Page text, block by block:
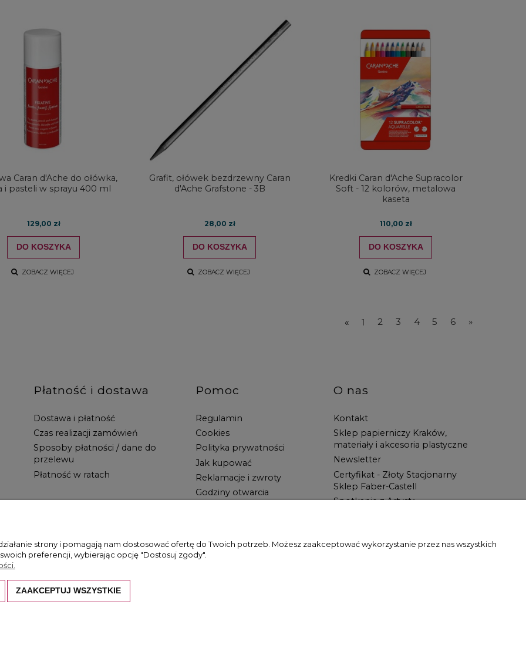
Caran d'Ache do ołówka,
i pasteli w sprayu 400 ml
129,00 zł
DO KOSZYKA
ZOBACZ WIĘCEJ
Grafit, ołówek bezdrzewny Caran
d'Ache Grafstone - 3B
28,00 zł
DO KOSZYKA
ZOBACZ WIĘCEJ
Kredki Caran d'Ache Supracolor
Soft - 12 kolorów, metalowa
kaseta
110,00 zł
DO KOSZYKA
ZOBACZ WIĘCEJ
« 1 2 3 4 5 6 »
Płatność i dostawa
Dostawa i płatność
Czas realizacji zamówień
Sposoby płatności / dane do
przelewu
Płatność w ratach
Pomoc
Regulamin
Cookies
Polityka prywatności
Jak kupować
Reklamacje i zwroty
Godziny otwarcia
O nas
Kontakt
Sklep papierniczy Kraków,
materiały i akcesoria plastyczne
Newsletter
Certyfikat - Złoty Stacjonarny
Sklep Faber-Castell
Spotkanie z Artystą
Artysty!
są prawem autorskim. Kopiowanie i wykorzystywanie ich bez zgody właściciela witryny jest zabronione.
strony i pomagają nam dostosować ofertę do Twoich potrzeb. Możesz zaakceptować wykorzystanie przez nas wszystkich
preferencji, wybierając opcję "Dostosuj zgody".
ZAAKCEPTUJ WSZYSTKIE